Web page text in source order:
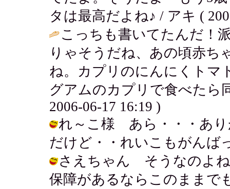
タは最高だよね♪ / アキ (
こっちも書いてたんだ！
りゃそうだね、あの頃赤ち
ね。カプリのにんにくトマ
グアムのカプリで食べたら
2006-06-17 16:19 )
れ～こ様 あら・・・あり
だけど・・れいこもがんば
さえちゃん そうなのよね
保障があるならこのままで